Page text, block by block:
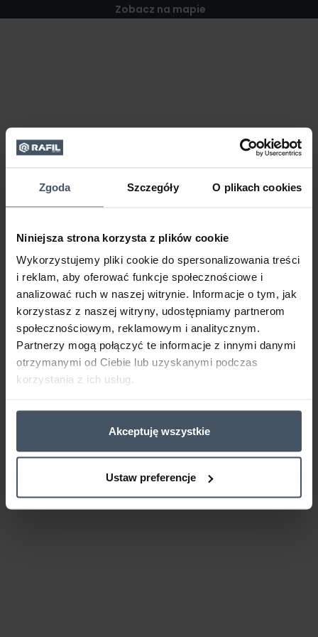
Zgoda Szczegóły O plikach cookies
Niniejsza strona korzysta z plików cookie
Wykorzystujemy pliki cookie do spersonalizowania treści
i reklam, aby oferować funkcje społecznościowe i
analizować ruch w naszej witrynie. Informacje o tym, jak
korzystasz z naszej witryny, udostępniamy partnerom
społecznościowym, reklamowym i analitycznym.
Partnerzy mogą połączyć te informacje z innymi danymi
otrzymanymi od Ciebie lub uzyskanymi podczas
korzystania z ich usług.
Akceptuję wszystkie
Ustaw preferencje
Zobacz na mapie